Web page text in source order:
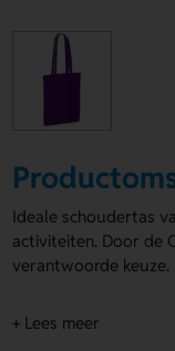
Ideale schoudertas
activiteiten. Door de
verantwoorde keuze.
+ Lees meer